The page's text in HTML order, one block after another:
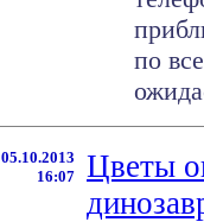
по
05.10.2013
16:07
Цветы